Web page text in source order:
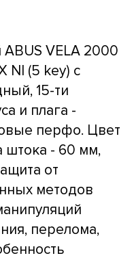
VELA 2000
NI (5 key) с
15-ти
и плага -
перфо. Цвет
штока - 60 мм,
от
методов
перелома,